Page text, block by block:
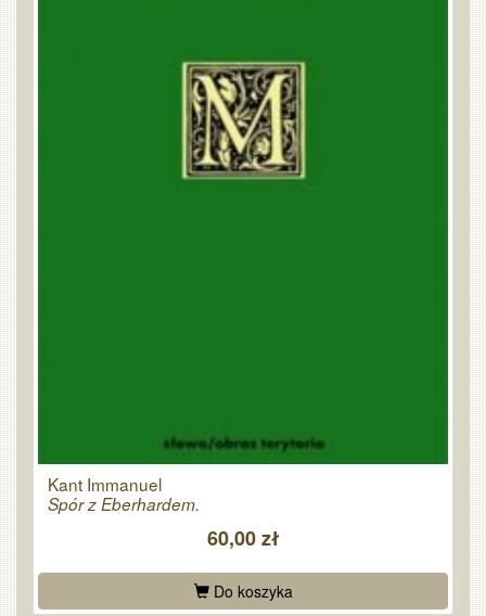
Kant Immanuel
Spór z Eberhardem.
60,00 zł
Do koszyka